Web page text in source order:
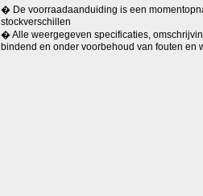
� De voorraadaanduiding is een
stockverschillen
� Alle weergegeven specificaties,
bindend en onder voorbehoud van fouten en